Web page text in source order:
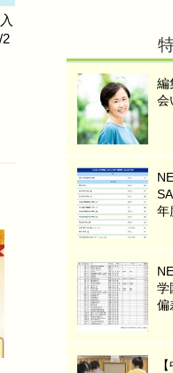
編
会
年
学
偏